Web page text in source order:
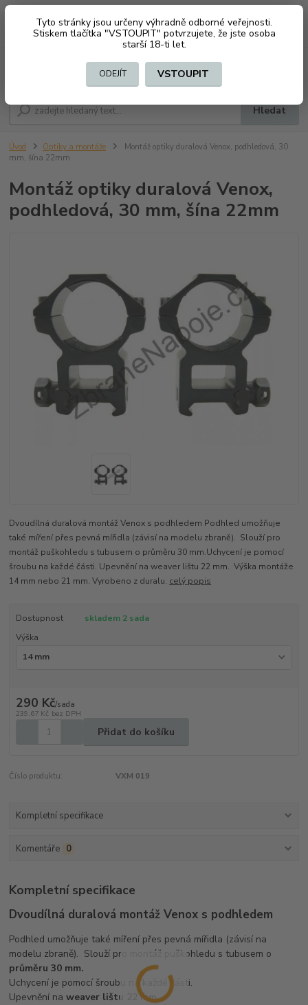
Tyto stránky jsou určeny výhradně odborné veřejnosti.
Stiskem tlačítka "VSTOUPIT" potvrzujete, že jste osoba
starší 18-ti let.
ODEJÍT VSTOUPIT
CZK
Hledat
+420 603794370 za0 Kč
Úvod Optiky a montáže
Montáž optiky duralová Venox, podhledová, 30
mm, šína 22mm
Montáž optiky duralová Venox,
podhledová, 30 mm, šína 22mm
Dvoudílná duralová montáž Venox s podhledem Podhled umožňuje
také míření přes pevná mířidla (závisí na modelu zbraně). Slouží pro
montáž puškohledu s tubusem o průměru 30 mm.Uchycení je pomocí
šroubu na každé části. Upevnění na weaver lištu 22 mm. Výška montáže
14 mm nebo 21 mm. Vyrobeno z duralu. celý popis
Dostupnost
skladem 2 sada
Výška
290 Kč/sada
239,67 Kč bez DPH
Přidat do košíku
Číslo produktu: VXM 019
Kompletní specifikace
Komentáře 0
Kompletní specifikace
Dvoudílná duralová montáž Venox s podhledem
Podhled umožňuje také míření přes pevná mířidla (závisí na
modelu zbraně). Slouží pro montáž puškohledu s tubusem o
průměru 30 mm.
Uchycení je pomocí šroubu na každé části.
Upevnění naweaver lištu 22 mm.